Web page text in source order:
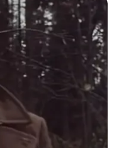
News
—
സമയത്തും,
വാർത്തകൾ